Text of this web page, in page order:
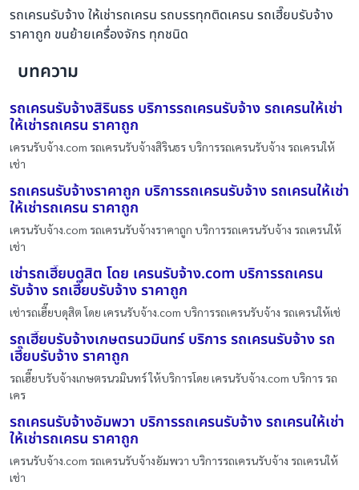
รถเครนรับจ้าง ให้เช่ารถเครน รถบรรทุกติดเครน รถเฮี๊ยบรับจ้าง
ราคาถูก ขนย้ายเครื่องจักร ทุกชนิด
บทความ
รถเครนรับจ้างสิรินธร บริการรถเครนรับจ้าง รถเครนให้เช่า
ให้เช่ารถเครน ราคาถูก
เครนรับจ้าง.com รถเครนรับจ้างสิรินธร บริการรถเครนรับจ้าง รถเครนให้
เช่า
รถเครนรับจ้างราคาถูก บริการรถเครนรับจ้าง รถเครนให้เช่า
ให้เช่ารถเครน ราคาถูก
เครนรับจ้าง.com รถเครนรับจ้างราคาถูก บริการรถเครนรับจ้าง รถเครนให้
เช่า
เช่ารถเฮี๊ยบดุสิต โดย เครนรับจ้าง.com บริการรถเครน
รับจ้าง รถเฮี๊ยบรับจ้าง ราคาถูก
เช่ารถเฮี๊ยบดุสิต โดย เครนรับจ้าง.com บริการรถเครนรับจ้าง รถเครนให้เช่
รถเฮี๊ยบรับจ้างเกษตรนวมินทร์ บริการ รถเครนรับจ้าง รถ
เฮี๊ยบรับจ้าง ราคาถูก
รถเฮี๊ยบรับจ้างเกษตรนวมินทร์ ให้บริการโดย เครนรับจ้าง.com บริการ รถ
เคร
รถเครนรับจ้างอัมพวา บริการรถเครนรับจ้าง รถเครนให้เช่า
ให้เช่ารถเครน ราคาถูก
เครนรับจ้าง.com รถเครนรับจ้างอัมพวา บริการรถเครนรับจ้าง รถเครนให้
เช่า